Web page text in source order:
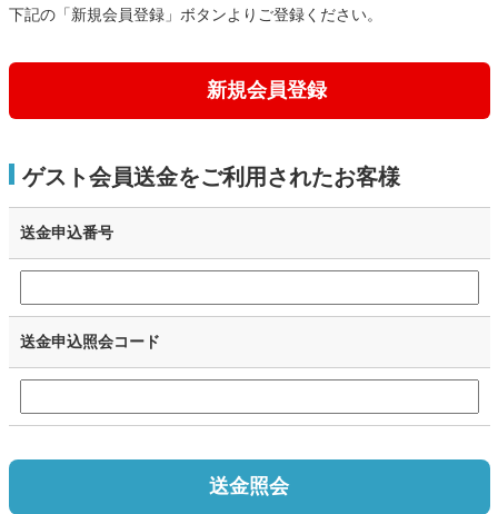
下記の「新規会員登録」ボタンよりご登録ください。
新規会員登録
ゲスト会員送金をご利用されたお客様
送金申込番号
送金申込照会コード
送金照会